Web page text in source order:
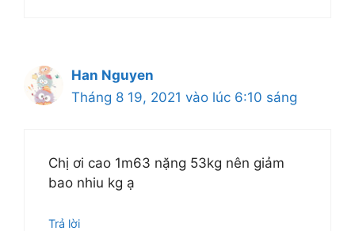
Han Nguyen
Tháng 8 19, 2021 vào lúc 6:10 sáng
Chị ơi cao 1m63 nặng 53kg nên giảm
bao nhiu kg ạ
Trả lời